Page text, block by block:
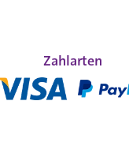
Zahlarten